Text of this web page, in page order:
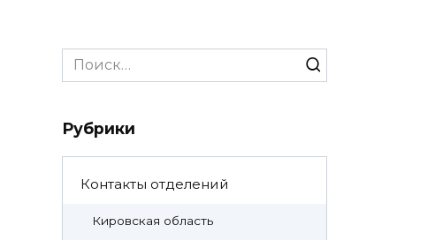
Search
for:
Рубрики
Контакты отделений
Кировская область